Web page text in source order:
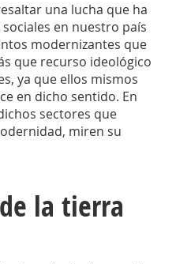
una lucha que ha
en nuestro país
modernizantes que
que recurso ideológico
ya que ellos mismos
en dicho sentido. En
sectores que
miren su
la tierra